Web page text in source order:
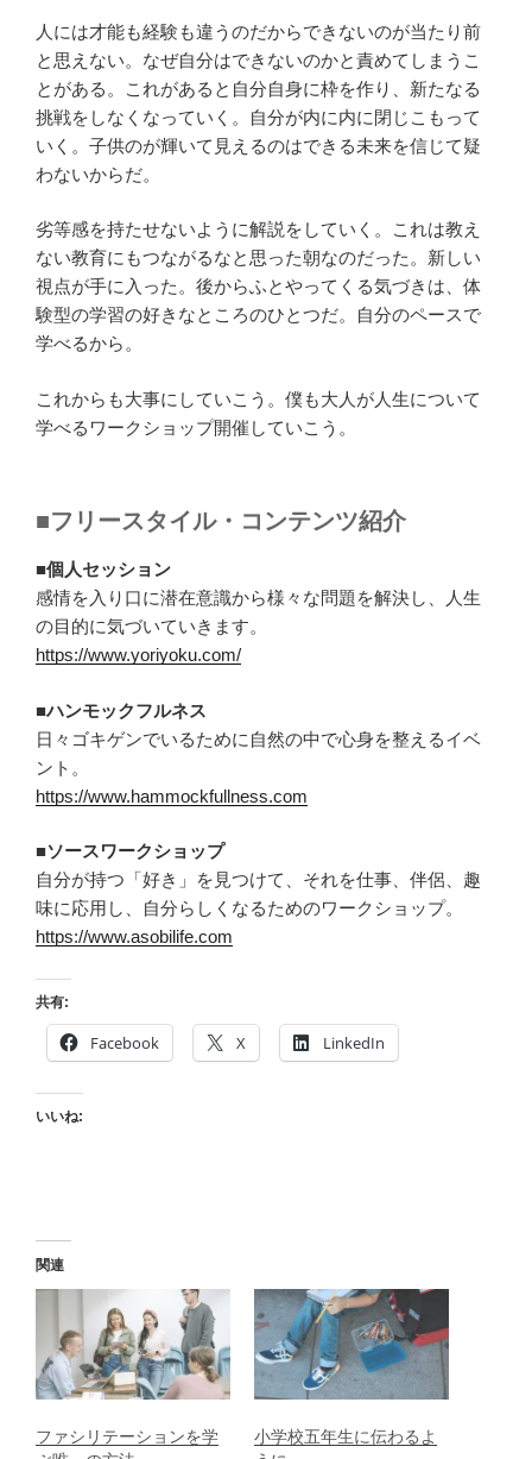
人には才能も経験も違うのだからできないのが当たり前
と思えない。なぜ自分はできないのかと責めてしまうこ
とがある。これがあると自分自身に枠を作り、新たなる
挑戦をしなくなっていく。自分が内に内に閉じこもって
いく。子供のが輝いて見えるのはできる未来を信じて疑
わないからだ。
劣等感を持たせないように解説をしていく。これは教え
ない教育にもつながるなと思った朝なのだった。新しい
視点が手に入った。後からふとやってくる気づきは、体
験型の学習の好きなところのひとつだ。自分のペースで
学べるから。
これからも大事にしていこう。僕も大人が人生について
学べるワークショップ開催していこう。
■フリースタイル・コンテンツ紹介
■個人セッション
感情を入り口に潜在意識から様々な問題を解決し、人生
の目的に気づいていきます。
https://www.yoriyoku.com/
■ハンモックフルネス
日々ゴキゲンでいるために自然の中で心身を整えるイベ
ント。
https://www.hammockfullness.com
■ソースワークショップ
自分が持つ「好き」を見つけて、それを仕事、伴侶、趣
味に応用し、自分らしくなるためのワークショップ。
https://www.asobilife.com
共有:
Facebook X LinkedIn
いいね:
関連
ファシリテーションを学
小学校五年生に伝わるよ